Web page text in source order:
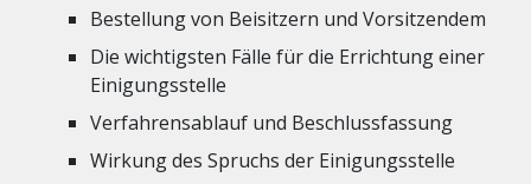
Bestellung von Beisitzern und Vorsitzendem
Die wichtigsten Fälle für die Errichtung einer
Einigungsstelle
Verfahrensablauf und Beschlussfassung
Wirkung des Spruchs der Einigungsstelle